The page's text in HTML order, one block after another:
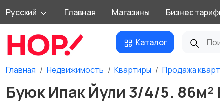
Русский Главная Магазины Бизнес
Каталог
Главная Недвижимость Квартиры Продажа
Буюк Ипак Йули 3/4/5. 86м²